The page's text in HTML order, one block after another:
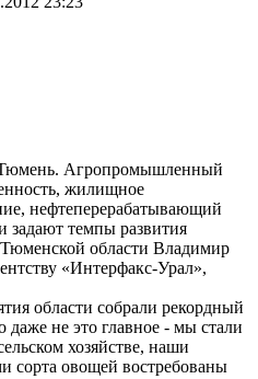
Агропромышленный
жилищное
нефтеперерабатывающий
задают темпы развития
области Владимир
«Интерфакс-Урал»,
области собрали рекордный
не это главное - мы стали
хозяйстве, наши
сорта овощей востребованы